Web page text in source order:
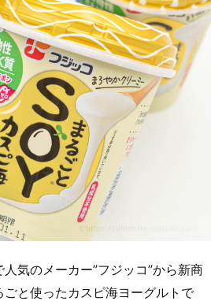
気のメーカー”フジッコ”から新商
と使ったカスピ海ヨーグルトで